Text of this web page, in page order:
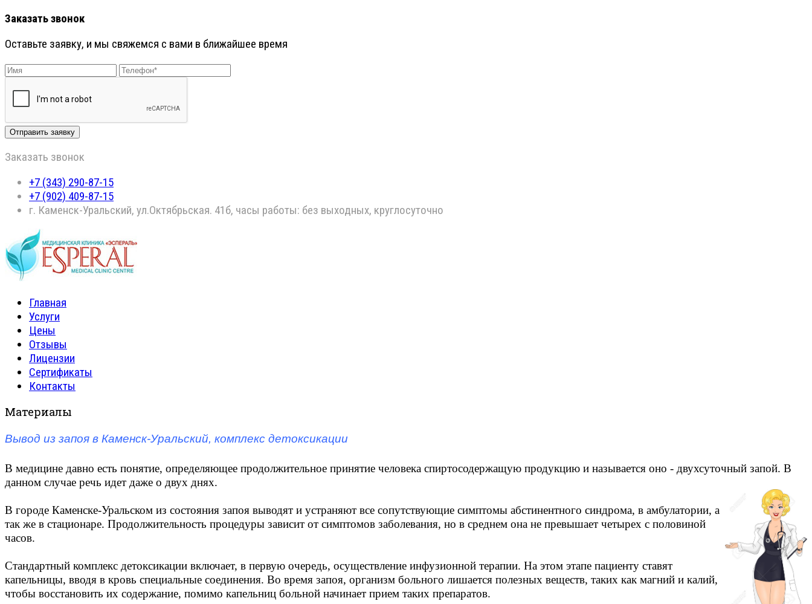
Заказать звонок
Оставьте заявку, и мы свяжемся с вами в ближайшее время
Заказать звонок
+7 (343) 290-87-15
+7 (902) 409-87-15
г. Каменск-Уральский, ул.Октябрьская. 41б, часы работы: без выходных, круглосуточно
Главная
Услуги
Цены
Отзывы
Лицензии
Сертификаты
Контакты
Материалы
Вывод из запоя в Каменск-Уральский, комплекс детоксикации
В медицине давно есть понятие, определяющее продолжительное принятие человека спиртосодержащую продукцию и называется оно - двухсуточный запой. В
данном случае речь идет даже о двух днях.
В городе Каменске-Уральском из состояния запоя выводят и устраняют все сопутствующие симптомы абстинентного синдрома, в амбулатории, а
так же в стационаре. Продолжительность процедуры зависит от симптомов заболевания, но в среднем она не превышает четырех с половиной
часов.
Стандартный комплекс детоксикации включает, в первую очередь, осуществление инфузионной терапии. На этом этапе пациенту ставят
капельницы, вводя в кровь специальные соединения. Во время запоя, организм больного лишается полезных веществ, таких как магний и калий,
чтобы восстановить их содержание, помимо капельниц больной начинает прием таких препаратов.